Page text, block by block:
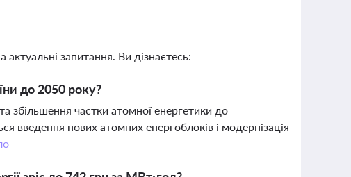
актуальні запитання. Ви дізнаєтесь:
до 2050 року?
збільшення частки атомної енергетики до
введення нових атомних енергоблоків і модернізація